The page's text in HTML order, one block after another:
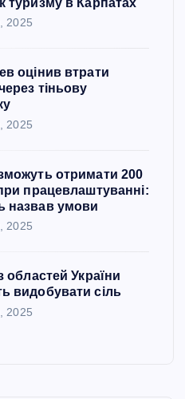
2025
оцінив втрати
тіньову
2025
отримати 200
працевлаштуванні:
назвав умови
2025
областей України
видобувати сіль
2025